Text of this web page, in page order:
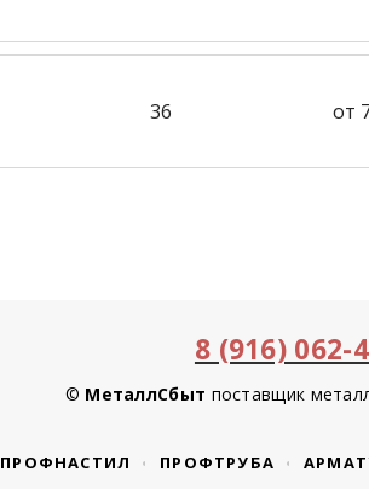
36 от
8 (916) 062-
© МеталлСбыт поставщик
ПРОФНАСТИЛ ПРОФТРУБА